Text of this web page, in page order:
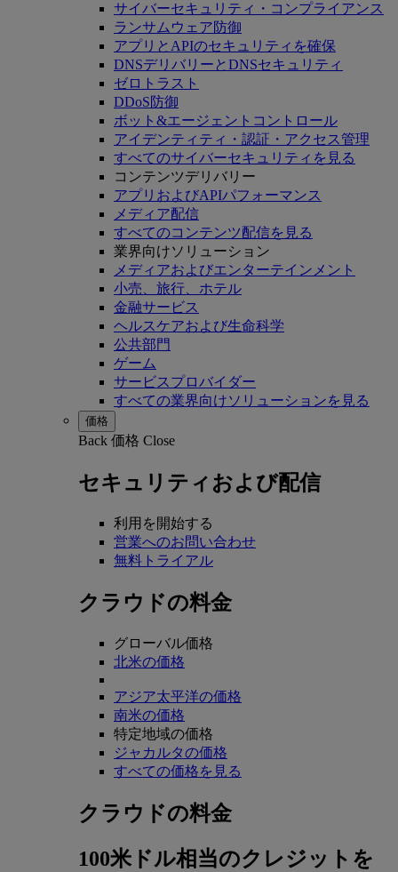
サイバーセキュリティ・コンプライアンス
ランサムウェア防御
アプリとAPIのセキュリティを確保
DNSデリバリーとDNSセキュリティ
ゼロトラスト
DDoS防御
ボット&エージェントコントロール
アイデンティティ・認証・アクセス管理
すべてのサイバーセキュリティを見る
コンテンツデリバリー
アプリおよびAPIパフォーマンス
メディア配信
すべてのコンテンツ配信を見る
業界向けソリューション
メディアおよびエンターテインメント
小売、旅行、ホテル
金融サービス
ヘルスケアおよび生命科学
公共部門
ゲーム
サービスプロバイダー
すべての業界向けソリューションを見る
価格
Back 価格 Close
セキュリティおよび配信
利用を開始する
営業へのお問い合わせ
無料トライアル
クラウドの料金
グローバル価格
北米の価格
アジア太平洋の価格
南米の価格
特定地域の価格
ジャカルタの価格
すべての価格を見る
クラウドの料金
100米ドル相当のクレジットを